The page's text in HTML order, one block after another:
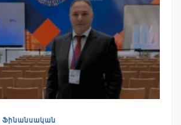
Ֆինանսական